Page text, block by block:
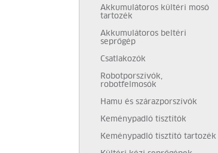
Akkumulátoros kültéri mosó
tartozék
Akkumulátoros beltéri
seprőgép
Csatlakozók
Robotporszívók,
robotfelmosók
Hamu és szárazporszívók
Keménypadló tisztítók
Keménypadló tisztító tartozék